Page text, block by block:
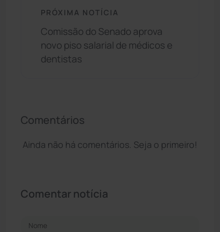
PRÓXIMA NOTÍCIA
Comissão do Senado aprova
novo piso salarial de médicos e
dentistas
Comentários
Ainda não há comentários. Seja o primeiro!
Comentar notícia